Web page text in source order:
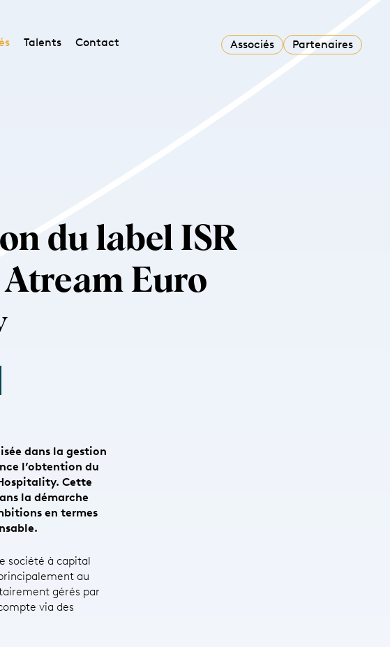
Talents Contact Associés Partenaires
du label ISR
Euro
dans la gestion
l’obtention du
Cette
la démarche
en termes
société à capital
au
gérés par
via des